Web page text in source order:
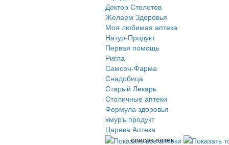
Доктор Столетов
Желаем Здоровья
Моя любимая аптека
Натур-Продукт
Первая помощь
Ригла
Самсон-Фарма
Снадобица
Старый Лекарь
Столичные аптеки
Формула здоровья
хмуръ продукт
Царева Аптека
список аптек